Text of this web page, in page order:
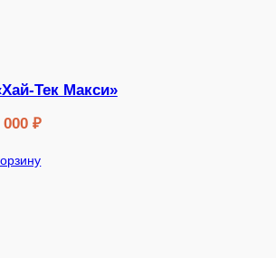
Тек Макси»
000 ₽